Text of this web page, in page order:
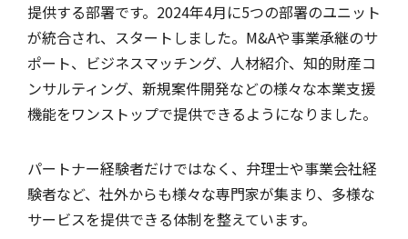
提供する部署です。2024年4月に5つの部署のユニット
が統合され、スタートしました。M&Aや事業承継のサ
ポート、ビジネスマッチング、人材紹介、知的財産コ
ンサルティング、新規案件開発などの様々な本業支援
機能をワンストップで提供できるようになりました。
パートナー経験者だけではなく、弁理士や事業会社経
験者など、社外からも様々な専門家が集まり、多様な
サービスを提供できる体制を整えています。